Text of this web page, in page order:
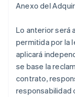
Anexo del
Lo anterior será
permitida por la
aplicará
se base la
contrato,
responsabilidad